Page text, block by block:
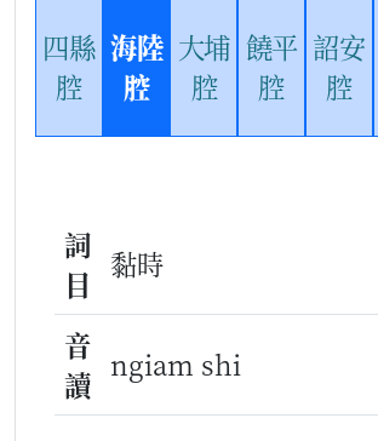
四縣
腔
海陸
腔
大埔
腔
饒平
腔
詔安
腔
詞
目
黏時
音
讀
ngiam shi